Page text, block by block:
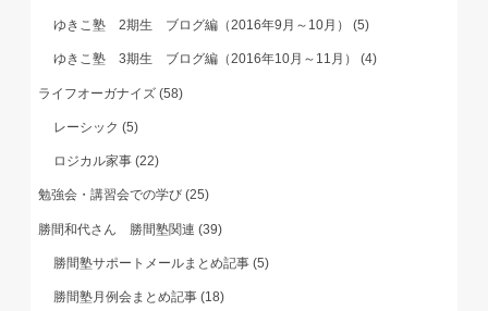
ゆきこ塾 2期生 ブログ編（2016年9月～10月）(5)
ゆきこ塾 3期生 ブログ編（2016年10月～11月）(4)
ライフオーガナイズ(58)
レーシック(5)
ロジカル家事(22)
勉強会・講習会での学び(25)
勝間和代さん 勝間塾関連(39)
勝間塾サポートメールまとめ記事(5)
勝間塾月例会まとめ記事(18)